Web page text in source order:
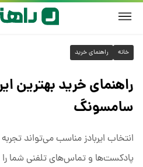
خانه راهنمای خرید
راهنمای خرید بهترین
سامسونگ
انتخاب ایربادز مناسب می‌تواند
پادکست‌ها و تماس‌های تلفنی شما